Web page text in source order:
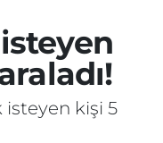
isteyen kişi 5
ve Fikstür